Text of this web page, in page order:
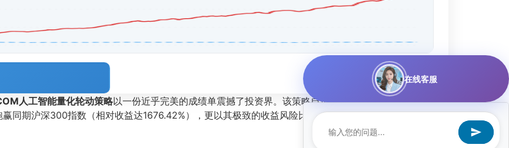
人工智能量化轮动策略以一份近乎完美的成绩单震撼了投资界。该策略自运行以来，累计实现总收益率
赢同期沪深300指数（相对收益达1676.42%），更以其极致的收益风险比，重新定义了量化投资的边界。
在线客服